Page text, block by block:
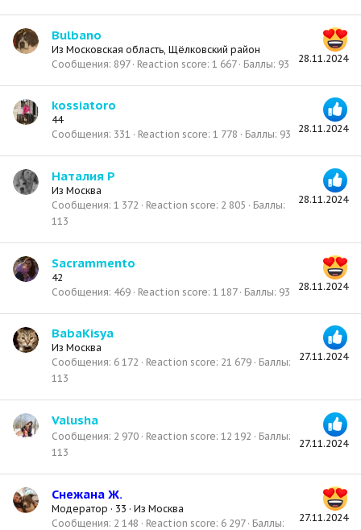
28.11.2024
Bulbano
Из Московская область, Щёлковский район
Сообщения 897 Reaction score 1 667 Баллы 93
28.11.2024
kossiatoro
44
Сообщения 331 Reaction score 1 778 Баллы 93
28.11.2024
Наталия Р
Из Москва
Сообщения 1 372 Reaction score 2 805
Баллы
113
28.11.2024
Sacrammento
42
Сообщения 469 Reaction score 1 187 Баллы 93
27.11.2024
BabaKisya
Из Москва
Сообщения 6 172 Reaction score 21 679
Баллы
113
27.11.2024
Valusha
Сообщения 2 970 Reaction score 12 192
Баллы
113
27.11.2024
Снежана Ж.
Модератор · 33 · Из Москва
Сообщения 2 148 Reaction score 6 297
Баллы